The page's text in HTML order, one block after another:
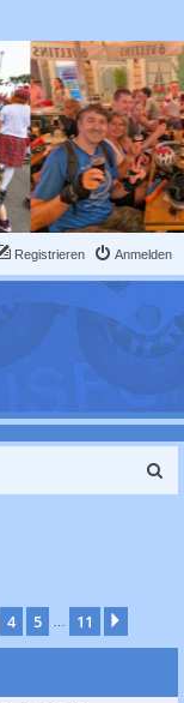
Anmelden
Registrieren
114 5 11